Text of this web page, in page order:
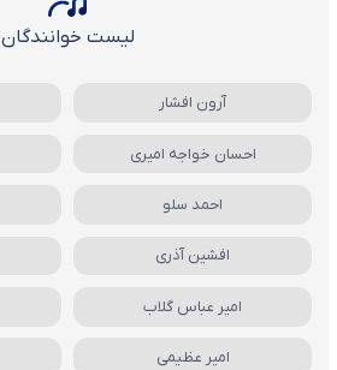
لیست خوانندگان
آرون افشار
احسان خواجه امیری
احمد سلو
افشین آذری
امیر عباس گلاب
امیر عظیمی